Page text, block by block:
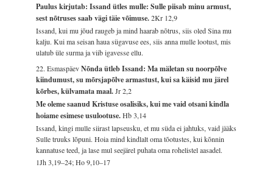
Paulus kirjutab: Issand ütles mulle: Sulle piisab minu armust,
sest nõtruses saab vägi täie võimuse.2Kr 12,9
Issand, kui mu jõud raugeb ja mind haarab nõtrus, siis oled Sina mu
kalju. Kui ma seisan haua sügavuse ees, siis anna mulle lootust, mis
ulatub üle surma ja viib igavesse ellu.
22. EsmaspäevNõnda ütleb Issand: Ma mäletan su noorpõlve
kiindumust, su mõrsjapõlve armastust, kui sa käisid mu järel
kõrbes, külvamata maal.Jr 2,2
Me oleme saanud Kristuse osalisiks, kui me vaid otsani kindla
hoiame esimese usulootuse.Hb 3,14
Issand, kingi mulle siirast lapseusku, et mu süda ei jahtuks, vaid jääks
Sulle truuks lõpuni. Hoia mind kindlalt oma tõotustes, kui kõnnin
kannatuse teed, ja lase mul seejärel puhata oma rohelistel aasadel.
1Jh 3,19–24; Ho 9,10–17